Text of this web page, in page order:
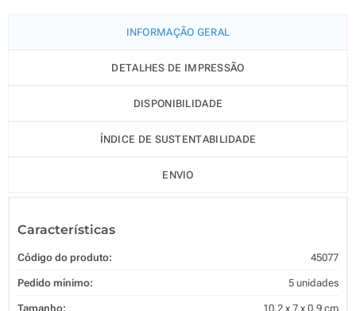
INFORMAÇÃO GERAL
DETALHES DE IMPRESSÃO
DISPONIBILIDADE
ÍNDICE DE SUSTENTABILIDADE
ENVIO
Características
Código do produto: 45077
Pedido mínimo: 5 unidades
Tamanho: 10.2 x 7 x 0.9 cm